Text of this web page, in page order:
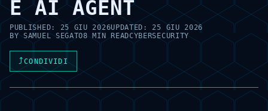
E AI AGENT
PUBLISHED: 25 GIU 2026UPDATED: 25 GIU 2026
BYSAMUEL SEGATO8 MIN READCYBERSECURITY
⤴CONDIVIDI